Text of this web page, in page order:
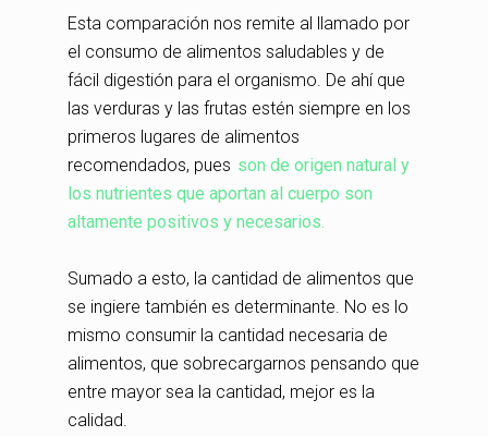
Esta comparación nos remite al llamado por
el consumo de alimentos saludables y de
fácil digestión para el organismo. De ahí que
las verduras y las frutas estén siempre en los
primeros lugares de alimentos
recomendados, pues son de origen natural y
los nutrientes que aportan al cuerpo son
altamente positivos y necesarios.
Sumado a esto, la cantidad de alimentos que
se ingiere también es determinante. No es lo
mismo consumir la cantidad necesaria de
alimentos, que sobrecargarnos pensando que
entre mayor sea la cantidad, mejor es la
calidad.